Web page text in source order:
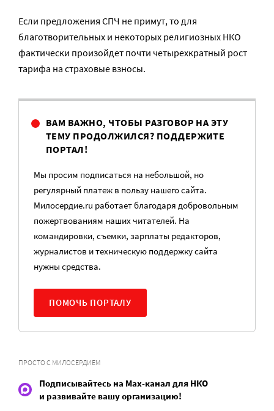
Если предложения СПЧ не примут, то для
благотворительных и некоторых религиозных НКО
фактически произойдет почти четырехкратный рост
тарифа на страховые взносы.
ВАМ ВАЖНО, ЧТОБЫ РАЗГОВОР НА ЭТУ
ТЕМУ ПРОДОЛЖИЛСЯ? ПОДДЕРЖИТЕ
ПОРТАЛ!
Мы просим подписаться на небольшой, но
регулярный платеж в пользу нашего сайта.
Милосердие.ru работает благодаря добровольным
пожертвованиям наших читателей. На
командировки, съемки, зарплаты редакторов,
журналистов и техническую поддержку сайта
нужны средства.
ПОМОЧЬ ПОРТАЛУ
ПРОСТО С МИЛОСЕРДИЕМ
Подписывайтесь на Max-канал для НКО
и развивайте вашу организацию!